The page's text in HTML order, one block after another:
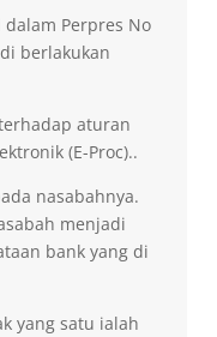
dalam Perpres No
berlakukan
aturan
(E-Proc)..
nasabahnya.
menjadi
bank yang di
yang satu ialah